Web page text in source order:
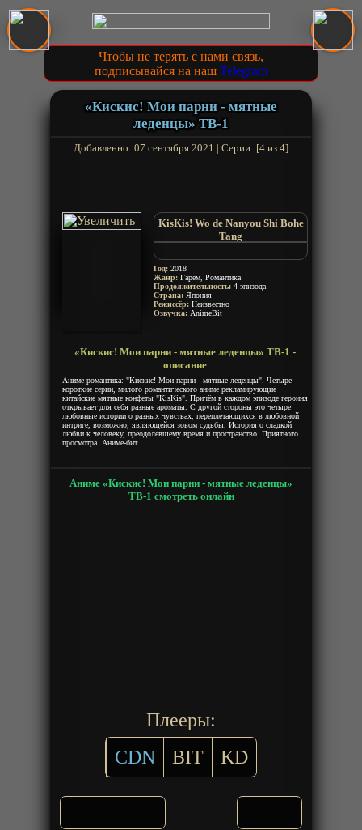
Чтобы не терять с нами связь,
подписывайся на наш Telegram
«Кискис! Мои парни - мятные
леденцы» ТВ-1
Добавленно: 07 сентября 2021 | Серии: [4 из 4]
KisKis! Wo de Nanyou Shi Bohe
Tang
KisKis!我的男友是薄荷糖
Год: 2018
Жанр: Гарем, Романтика
Продолжительность: 4 эпизода
Страна: Япония
Режиссёр: Неизвестно
Озвучка: AnimeBit
«Кискис! Мои парни - мятные леденцы» ТВ-1 -
описание
Аниме романтика: "Кискис! Мои парни - мятные леденцы". Четыре
короткие серии, милого романтического аниме рекламирующие
китайские мятные конфеты "KisKis". Причём в каждом эпизоде героиня
открывает для себя разные ароматы. С другой стороны это четыре
любовные истории о разных чувствах, переплетающихся в любовной
интриге, возможно, являющейся зовом судьбы. История о сладкой
любви к человеку, преодолевшему время и пространство. Приятного
просмотра. Аниме-бит.
Аниме «Кискис! Мои парни - мятные леденцы»
ТВ-1 смотреть онлайн
Плееры:
CDN
BIT KD